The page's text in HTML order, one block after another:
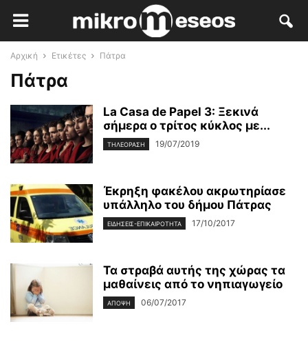
Αρχική Ετικέτες Πάτρα
Πάτρα
La Casa de Papel 3: Ξεκινά
σήμερα ο τρίτος κύκλος με...
ΤΗΛΕΌΡΑΣΗ 19/07/2019
Έκρηξη φακέλου ακρωτηρίασε
υπάλληλο του δήμου Πάτρας
ΕΙΔΉΣΕΙΣ-ΕΠΙΚΑΙΡΌΤΗΤΑ 17/10/2017
Τα στραβά αυτής της χώρας τα
μαθαίνεις από το νηπιαγωγείο
ΆΠΟΨΗ 06/07/2017